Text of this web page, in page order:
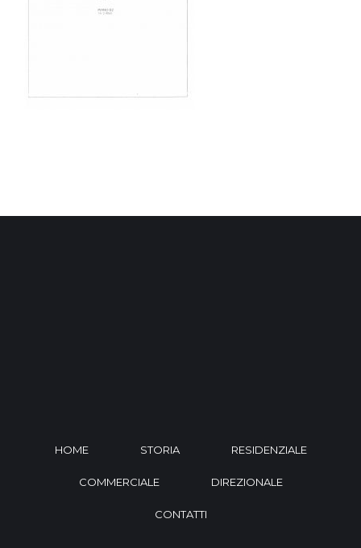
HOME STORIA RESIDENZIALE
COMMERCIALE DIREZIONALE
CONTATTI